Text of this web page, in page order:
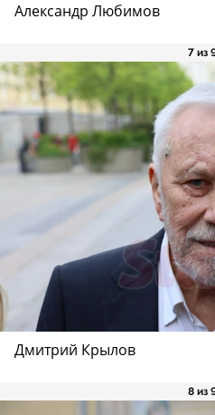
Александр Любимов
7 из
Дмитрий Крылов
8 из